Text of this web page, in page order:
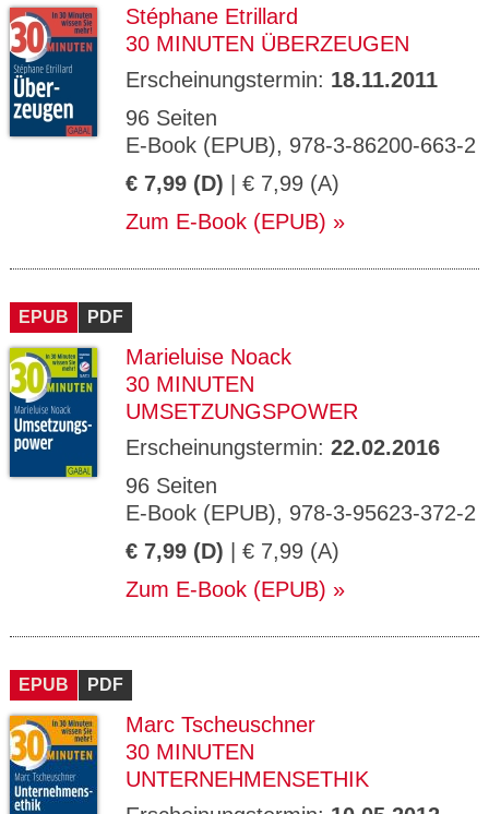
Stéphane Etrillard
30 MINUTEN ÜBERZEUGEN
Erscheinungstermin: 18.11.2011
96 Seiten
E-Book (EPUB), 978-3-86200-663-2
€ 7,99 (D) | € 7,99 (A)
Zum E-Book (EPUB)
EPUB PDF
Marieluise Noack
30 MINUTEN
UMSETZUNGSPOWER
Erscheinungstermin: 22.02.2016
96 Seiten
E-Book (EPUB), 978-3-95623-372-2
€ 7,99 (D) | € 7,99 (A)
Zum E-Book (EPUB)
EPUB PDF
Marc Tscheuschner
30 MINUTEN
UNTERNEHMENSETHIK